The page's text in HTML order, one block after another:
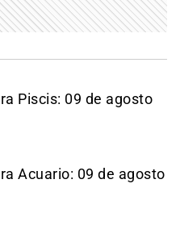
Piscis: 09 de agosto
Acuario: 09 de agosto